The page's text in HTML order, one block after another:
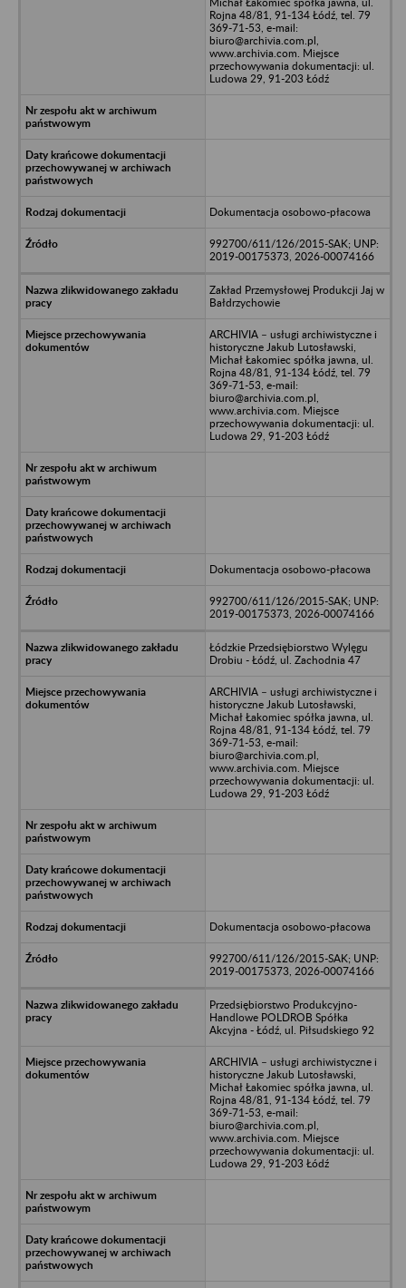
Rojna 48/81, 91-134 Łódź, tel. 79
369-71-53, e-mail:
biuro@archivia.com.pl,
www.archivia.com. Miejsce
przechowywania dokumentacji: ul.
Ludowa 29, 91-203 Łódź
Dokumentacja osobowo-płacowa
992700/611/126/2015-SAK; UNP:
2019-00175373, 2026-00074166
Zakład Przemysłowej Produkcji Jaj w
Bałdrzychowie
ARCHIVIA – usługi archiwistyczne i
historyczne Jakub Lutosławski,
Michał Łakomiec spółka jawna, ul.
Rojna 48/81, 91-134 Łódź, tel. 79
369-71-53, e-mail:
biuro@archivia.com.pl,
www.archivia.com. Miejsce
przechowywania dokumentacji: ul.
Ludowa 29, 91-203 Łódź
Dokumentacja osobowo-płacowa
992700/611/126/2015-SAK; UNP:
2019-00175373, 2026-00074166
Łódzkie Przedsiębiorstwo Wylęgu
Drobiu - Łódź, ul. Zachodnia 47
ARCHIVIA – usługi archiwistyczne i
historyczne Jakub Lutosławski,
Michał Łakomiec spółka jawna, ul.
Rojna 48/81, 91-134 Łódź, tel. 79
369-71-53, e-mail:
biuro@archivia.com.pl,
www.archivia.com. Miejsce
przechowywania dokumentacji: ul.
Ludowa 29, 91-203 Łódź
Dokumentacja osobowo-płacowa
992700/611/126/2015-SAK; UNP:
2019-00175373, 2026-00074166
Przedsiębiorstwo Produkcyjno-
Handlowe POLDROB Spółka
Akcyjna - Łódź, ul. Piłsudskiego 92
ARCHIVIA – usługi archiwistyczne i
historyczne Jakub Lutosławski,
Michał Łakomiec spółka jawna, ul.
Rojna 48/81, 91-134 Łódź, tel. 79
369-71-53, e-mail:
biuro@archivia.com.pl,
www.archivia.com. Miejsce
przechowywania dokumentacji: ul.
Ludowa 29, 91-203 Łódź